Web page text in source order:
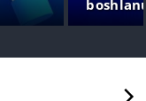
bosqich